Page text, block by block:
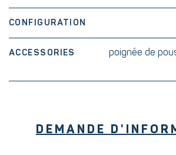
CONFIGURATION
ACCESSORIES
poignée de
DEMANDE